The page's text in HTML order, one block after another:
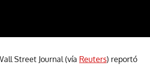
Street Journal (vía Reuters) reportó